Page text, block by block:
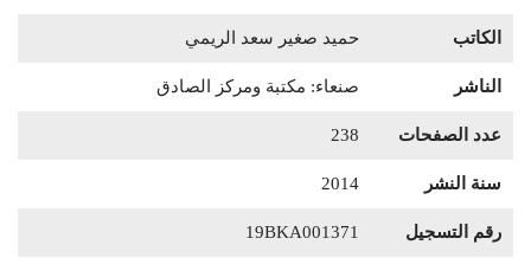
الكاتب حميد صغير سعد الريمي
الناشر صنعاء: مكتبة ومركز الصادق
عدد الصفحات 238
سنة النشر 2014
رقم التسجيل 19BKA001371